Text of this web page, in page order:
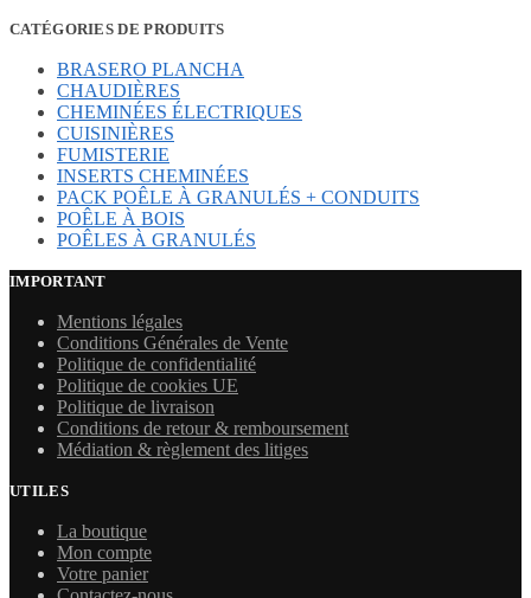
CATÉGORIES DE PRODUITS
BRASERO PLANCHA
CHAUDIÈRES
CHEMINÉES ÉLECTRIQUES
CUISINIÈRES
FUMISTERIE
INSERTS CHEMINÉES
PACK POÊLE À GRANULÉS + CONDUITS
POÊLE À BOIS
POÊLES À GRANULÉS
IMPORTANT
Mentions légales
Conditions Générales de Vente
Politique de confidentialité
Politique de cookies UE
Politique de livraison
Conditions de retour & remboursement
Médiation & règlement des litiges
UTILES
La boutique
Mon compte
Votre panier